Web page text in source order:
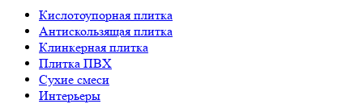
Кислотоупорная плитка
Антискользящая плитка
Клинкерная плитка
Плитка ПВХ
Сухие смеси
Интерьеры